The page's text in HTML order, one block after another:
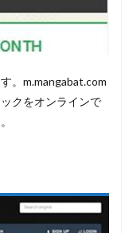
。m.mangabat.com
クをオンラインで